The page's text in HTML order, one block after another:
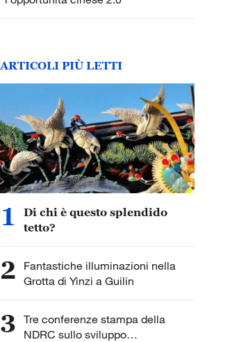
ARTICOLI PIÙ LETTI
1
Di chi è questo splendido
tetto?
2
Fantastiche illuminazioni nella
Grotta di Yinzi a Guilin
3 Tre conferenze stampa della
NDRC sullo sviluppo